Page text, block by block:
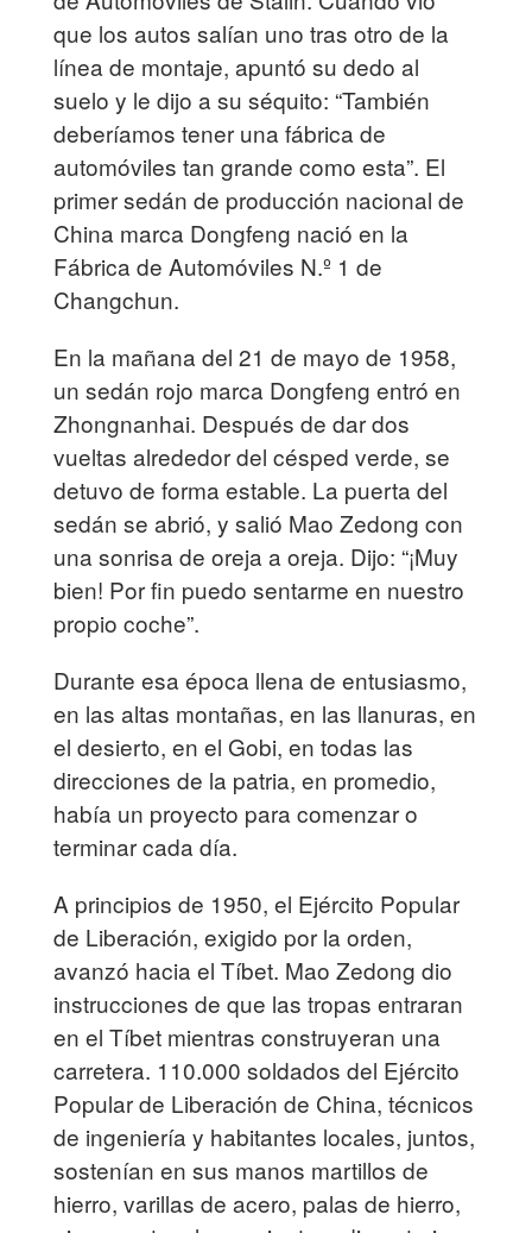
que los autos salían uno tras otro de la
línea de montaje, apuntó su dedo al
suelo y le dijo a su séquito: “También
deberíamos tener una fábrica de
automóviles tan grande como esta”. El
primer sedán de producción nacional de
China marca Dongfeng nació en la
Fábrica de Automóviles N.º 1 de
Changchun.
En la mañana del 21 de mayo de 1958,
un sedán rojo marca Dongfeng entró en
Zhongnanhai. Después de dar dos
vueltas alrededor del césped verde, se
detuvo de forma estable. La puerta del
sedán se abrió, y salió Mao Zedong con
una sonrisa de oreja a oreja. Dijo: “¡Muy
bien! Por fin puedo sentarme en nuestro
propio coche”.
Durante esa época llena de entusiasmo,
en las altas montañas, en las llanuras, en
el desierto, en el Gobi, en todas las
direcciones de la patria, en promedio,
había un proyecto para comenzar o
terminar cada día.
A principios de 1950, el Ejército Popular
de Liberación, exigido por la orden,
avanzó hacia el Tíbet. Mao Zedong dio
instrucciones de que las tropas entraran
en el Tíbet mientras construyeran una
carretera. 110.000 soldados del Ejército
Popular de Liberación de China, técnicos
de ingeniería y habitantes locales, juntos,
sostenían en sus manos martillos de
hierro, varillas de acero, palas de hierro,